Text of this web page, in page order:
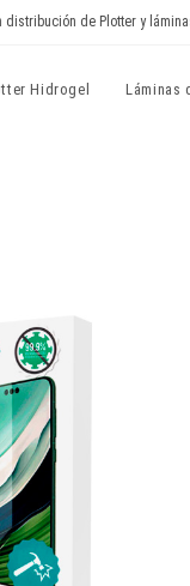
de Plotter y
Hidrogel Láminas